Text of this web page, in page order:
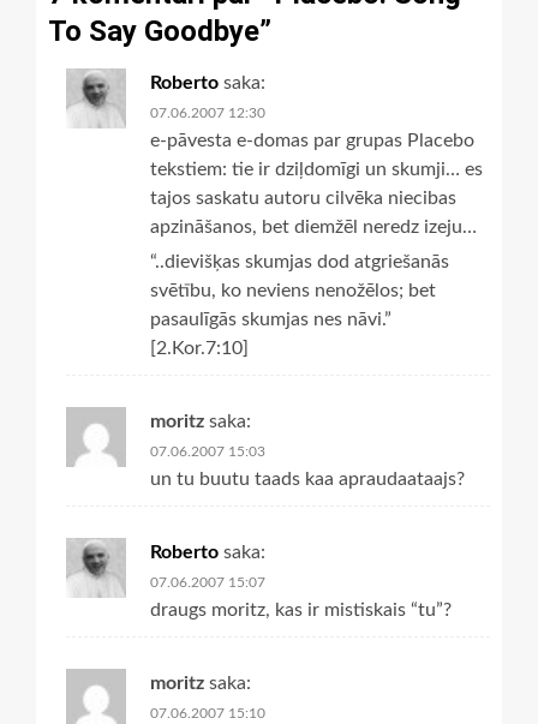
To Say Goodbye”
Roberto saka:
07.06.2007 12:30
e-pāvesta e-domas par grupas Placebo
tekstiem: tie ir dziļdomīgi un skumji… es
tajos saskatu autoru cilvēka niecibas
apzināšanos, bet diemžēl neredz izeju…
“..dievišķas skumjas dod atgriešanās
svētību, ko neviens nenožēlos; bet
pasaulīgās skumjas nes nāvi.”
[2.Kor.7:10]
moritz saka:
07.06.2007 15:03
un tu buutu taads kaa apraudaataajs?
Roberto saka:
07.06.2007 15:07
draugs moritz, kas ir mistiskais “tu”?
moritz saka:
07.06.2007 15:10